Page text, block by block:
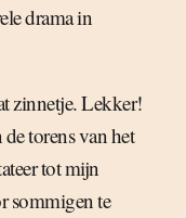
drama in
zinnetje. Lekker!
torens van het
tot mijn
sommigen te